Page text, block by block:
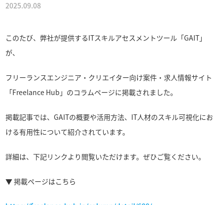
2025.09.08
このたび、弊社が提供するITスキルアセスメントツール「GAIT」
が、
フリーランスエンジニア・クリエイター向け案件・求人情報サイト
「Freelance Hub」のコラムページに掲載されました。
掲載記事では、GAITの概要や活用方法、IT人材のスキル可視化にお
ける有用性について紹介されています。
詳細は、下記リンクより閲覧いただけます。ぜひご覧ください。
▼ 掲載ページはこちら